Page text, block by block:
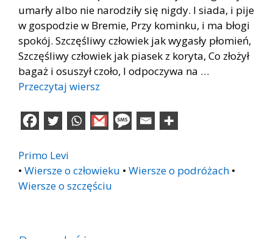
umarły albo nie narodziły się nigdy. I siada, i pije
w gospodzie w Bremie, Przy kominku, i ma błogi
spokój. Szczęśliwy człowiek jak wygasły płomień,
Szczęśliwy człowiek jak piasek z koryta, Co złożył
bagaż i osuszył czoło, I odpoczywa na …
Przeczytaj wiersz
Primo Levi
• Wiersze o człowieku • Wiersze o podróżach •
Wiersze o szczęściu